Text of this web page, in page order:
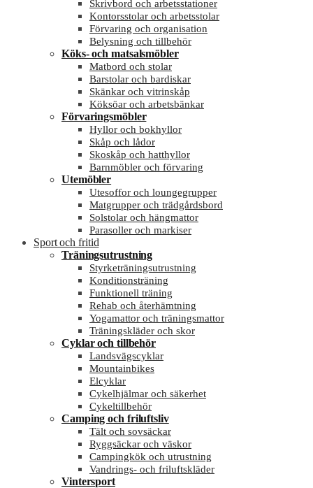
Skrivbord och arbetsstationer
Kontorsstolar och arbetsstolar
Förvaring och organisation
Belysning och tillbehör
Köks- och matsalsmöbler
Matbord och stolar
Barstolar och bardiskar
Skänkar och vitrinskåp
Köksöar och arbetsbänkar
Förvaringsmöbler
Hyllor och bokhyllor
Skåp och lådor
Skoskåp och hatthyllor
Barnmöbler och förvaring
Utemöbler
Utesoffor och loungegrupper
Matgrupper och trädgårdsbord
Solstolar och hängmattor
Parasoller och markiser
Sport och fritid
Träningsutrustning
Styrketräningsutrustning
Konditionsträning
Funktionell träning
Rehab och återhämtning
Yogamattor och träningsmattor
Träningskläder och skor
Cyklar och tillbehör
Landsvägscyklar
Mountainbikes
Elcyklar
Cykelhjälmar och säkerhet
Cykeltillbehör
Camping och friluftsliv
Tält och sovsäckar
Ryggsäckar och väskor
Campingkök och utrustning
Vandrings- och friluftskläder
Vintersport